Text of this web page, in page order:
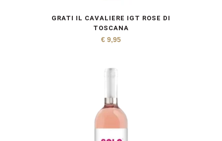
GRATI IL CAVALIERE IGT ROSE DI
TOSCANA
€ 9,95